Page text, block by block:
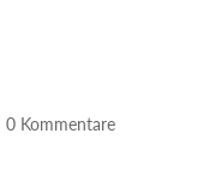
0 Kommentare